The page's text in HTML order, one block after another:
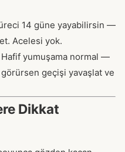
14 güne yayabilirsin —
Acelesi yok.
Hafif yumuşama normal —
geçişi yavaşlat ve
Dikkat